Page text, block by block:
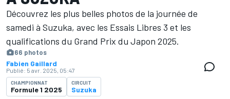
Découvrez les plus belles photos de la journée de
samedi à Suzuka, avec les Essais Libres 3 et les
qualifications du Grand Prix du Japon 2025.
66 photos
Fabien Gaillard
Publié: 5 avr. 2025, 05:47
CHAMPIONNAT
Formule 1 2025
CIRCUIT
Suzuka